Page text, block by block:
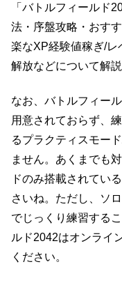
「バトルフィールド
法・序盤攻略・おす
楽なXP経験値稼ぎ/
解放などについて解
なお、バトルフィー
用意されておらず、
るプラクティスモー
ません。あくまでも
ドのみ搭載されてい
さいね。ただし、ソ
でじっくり練習する
ルド2042はオンライ
ください。